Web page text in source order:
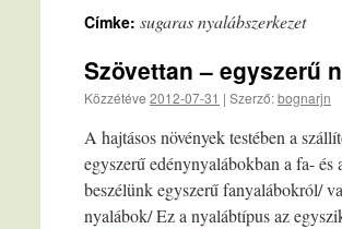
Címke: sugaras nyalábszerkezet
Szövettan – egyszerű
Közzétéve 2012-07-31 | Szerző:bognarjn
A hajtásos növények testében a
egyszerű edénynyalábokban a fa-
beszélünk egyszerű fanyalábokról/
nyalábok/ Ez a nyalábtípus az